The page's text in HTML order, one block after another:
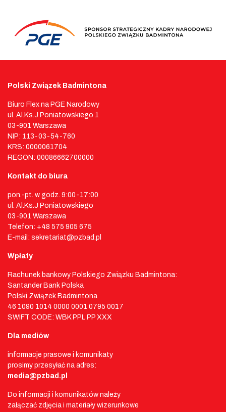
Polski Związek Badmintona
Biuro Flex na PGE Narodowy
ul. Al.Ks.J Poniatowskiego 1
03-901 Warszawa
NIP: 113-03-54-760
KRS: 0000061704
REGON: 00086662700000
Kontakt do biura
pon.-pt. w godz. 9:00-17:00
ul. Al.Ks.J Poniatowskiego
03-901 Warszawa
Telefon: +48 575 905 675
E-mail: sekretariat@pzbad.pl
Wpłaty
Rachunek bankowy Polskiego Związku Badmintona:
Santander Bank Polska
Polski Związek Badmintona
46 1090 1014 0000 0001 0795 0017
SWIFT CODE: WBK PPL PP XXX
Dla mediów
informacje prasowe i komunikaty
prosimy przesyłać na adres:
media@pzbad.pl
Do informacji i komunikatów należy
załączać zdjęcia i materiały wizerunkowe